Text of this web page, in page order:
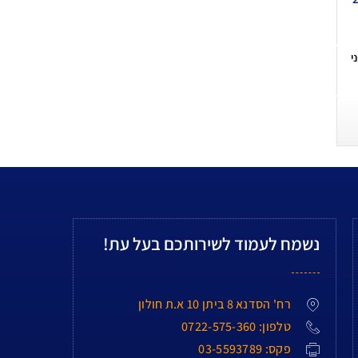
נשמח לעמוד לשירותכם בעל עת!
רח' הסדנא 8 ביתן 10 א.ת חולון
טלפון: 0722-575-360
פקס: 03-5593789